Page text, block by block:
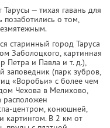
— тихая гавань для
позаботились о том,
старинный город Таруса
Заболоцкого, картинная
Петра и Павла и т. д.),
заповедник (парк зубров,
«Воробьи» с более чем
Чехова в Мелихово,
расположен
центром, конюшней,
картингом. В 2 км от